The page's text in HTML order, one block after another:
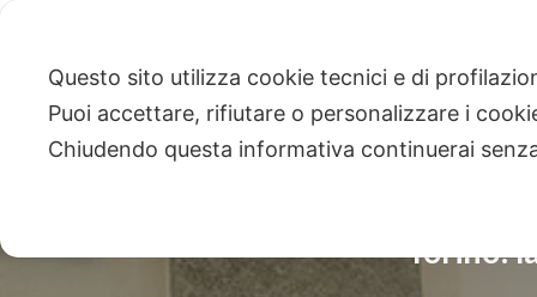
Torino:
Questo sito utilizza cookie tecnici e di
Puoi accettare, rifiutare o personalizzare i
Chiudendo questa informativa continuerai